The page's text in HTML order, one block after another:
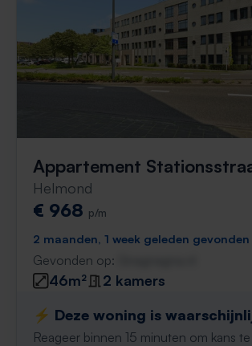
Appartement
Helmond
€ 968 p/m
2 maanden, 1 week geleden gevonden
Gevonden op:
46m²
2 kamers
⚡️ Deze woning is
Reageer binnen 15 minuten om kans